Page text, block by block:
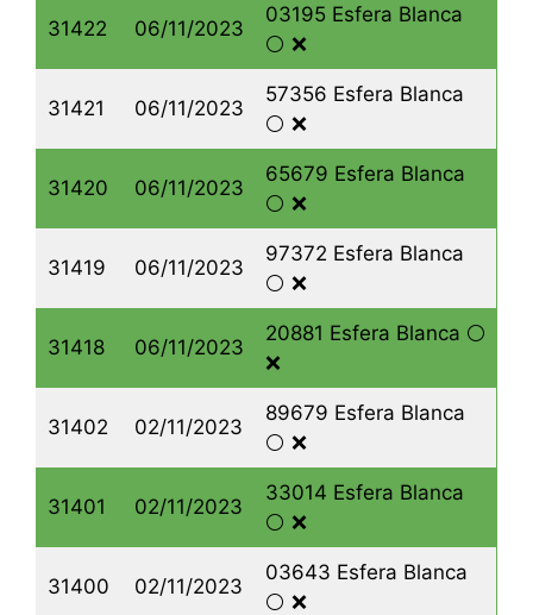
31422 06/11/2023
03195 Esfera Blanca
⚪️ ❌
31421 06/11/2023
57356 Esfera Blanca
⚪️ ❌
31420 06/11/2023
65679 Esfera Blanca
⚪️ ❌
31419 06/11/2023
97372 Esfera Blanca
⚪️ ❌
31418 06/11/2023
20881 Esfera Blanca ⚪️
❌
31402 02/11/2023
89679 Esfera Blanca
⚪️ ❌
31401 02/11/2023
33014 Esfera Blanca
⚪️ ❌
31400 02/11/2023
03643 Esfera Blanca
⚪️ ❌